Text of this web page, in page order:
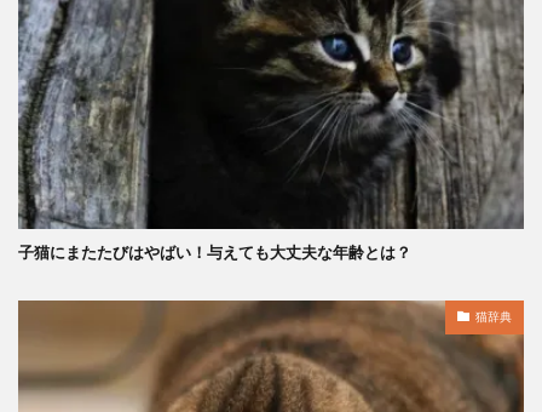
子猫にまたたびはやばい！与えても大丈夫な年齢とは？
猫辞典